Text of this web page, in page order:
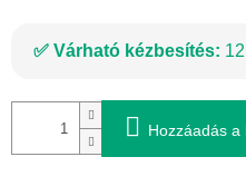
Várható kézbesítés:
Hozzáadás a